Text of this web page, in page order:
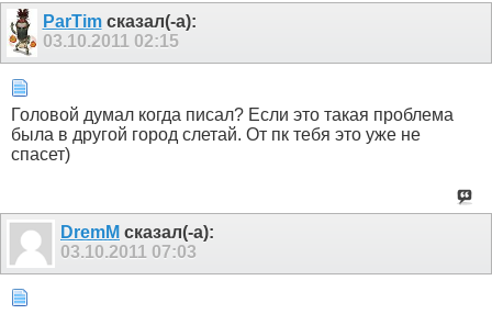
ParTimсказал(-а):
03.10.2011 02:15
Головой думал когда писал? Если это такая проблема
была в другой город слетай. От пк тебя это уже не
спасет)
DremM сказал(-а):
03.10.2011 07:03